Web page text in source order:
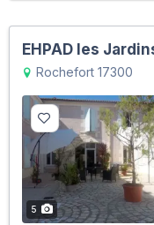
EHPAD les
Rochefort 17300
5